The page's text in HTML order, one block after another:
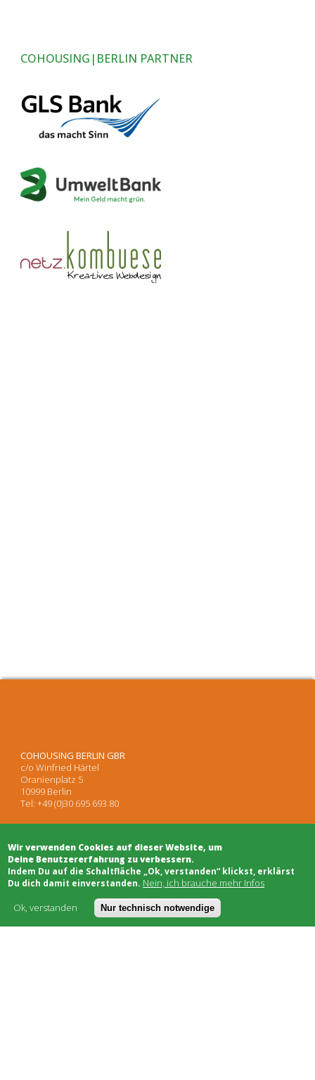
COHOUSING|BERLIN PARTNER
COHOUSING BERLIN GBR
c/o Winfried Härtel
Oranienplatz 5
10999 Berlin
Tel: +49 (0)30 695 693 80
Architekten
Projektentwicklung
Projektsteuerung
Rechtsberatung
Moderation/Mediation
Öffentlichkeitsarbeit
Wir verwenden Cookies auf dieser Website, um
Deine Benutzererfahrung zu verbessern.
​Indem Du auf die Schaltfläche „Ok, verstanden“ klickst, erklärst
Du dich damit einverstanden. Nein, ich brauche mehr Infos
Ok, verstanden
Nur technisch notwendige